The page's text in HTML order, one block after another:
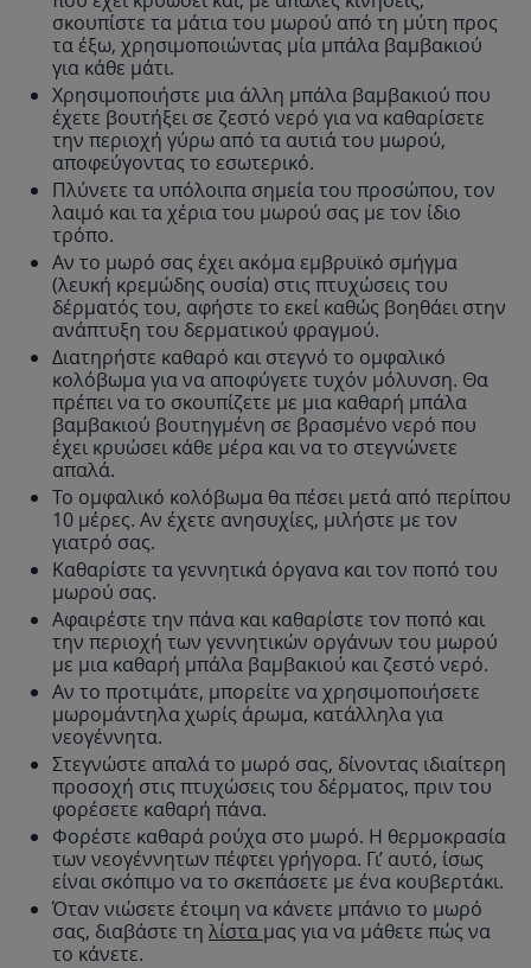
σκουπίστε τα μάτια του μωρού από τη μύτη προς
τα έξω, χρησιμοποιώντας μία μπάλα βαμβακιού
για κάθε μάτι.
Χρησιμοποιήστε μια άλλη μπάλα βαμβακιού που
έχετε βουτήξει σε ζεστό νερό για να καθαρίσετε
την περιοχή γύρω από τα αυτιά του μωρού,
αποφεύγοντας το εσωτερικό.
Πλύνετε τα υπόλοιπα σημεία του προσώπου, τον
λαιμό και τα χέρια του μωρού σας με τον ίδιο
τρόπο.
Αν το μωρό σας έχει ακόμα εμβρυϊκό σμήγμα
(λευκή κρεμώδης ουσία) στις πτυχώσεις του
δέρματός του, αφήστε το εκεί καθώς βοηθάει στην
ανάπτυξη του δερματικού φραγμού.
Διατηρήστε καθαρό και στεγνό το ομφαλικό
κολόβωμα για να αποφύγετε τυχόν μόλυνση. Θα
πρέπει να το σκουπίζετε με μια καθαρή μπάλα
βαμβακιού βουτηγμένη σε βρασμένο νερό που
έχει κρυώσει κάθε μέρα και να το στεγνώνετε
απαλά.
Το ομφαλικό κολόβωμα θα πέσει μετά από περίπου
10 μέρες. Αν έχετε ανησυχίες, μιλήστε με τον
γιατρό σας.
Καθαρίστε τα γεννητικά όργανα και τον ποπό του
μωρού σας.
Αφαιρέστε την πάνα και καθαρίστε τον ποπό και
την περιοχή των γεννητικών οργάνων του μωρού
με μια καθαρή μπάλα βαμβακιού και ζεστό νερό.
Αν το προτιμάτε, μπορείτε να χρησιμοποιήσετε
μωρομάντηλα χωρίς άρωμα, κατάλληλα για
νεογέννητα.
Στεγνώστε απαλά το μωρό σας, δίνοντας ιδιαίτερη
προσοχή στις πτυχώσεις του δέρματος, πριν του
φορέσετε καθαρή πάνα.
Φορέστε καθαρά ρούχα στο μωρό. Η θερμοκρασία
των νεογέννητων πέφτει γρήγορα. Γι’ αυτό, ίσως
είναι σκόπιμο να το σκεπάσετε με ένα κουβερτάκι.
Όταν νιώσετε έτοιμη να κάνετε μπάνιο το μωρό
σας, διαβάστε τη λίστα μας για να μάθετε πώς να
το κάνετε.